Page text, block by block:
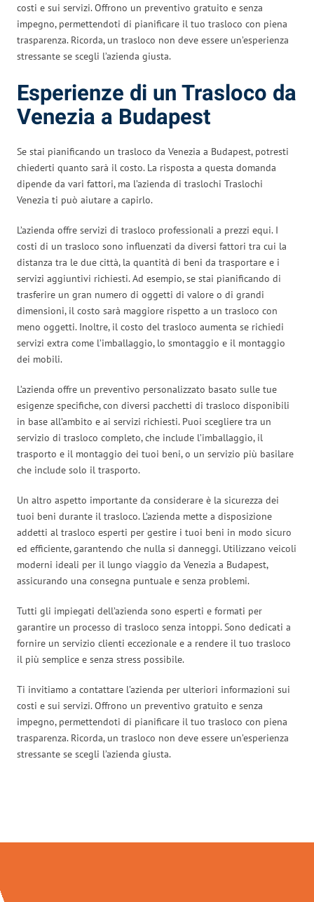
costi e sui servizi. Offrono un preventivo gratuito e senza
impegno, permettendoti di pianificare il tuo trasloco con piena
trasparenza. Ricorda, un trasloco non deve essere un’esperienza
stressante se scegli l’azienda giusta.
Esperienze di un Trasloco da
Venezia a Budapest
Se stai pianificando un trasloco da Venezia a Budapest, potresti
chiederti quanto sarà il costo. La risposta a questa domanda
dipende da vari fattori, ma l’azienda di traslochi Traslochi
Venezia ti può aiutare a capirlo.
L’azienda offre servizi di trasloco professionali a prezzi equi. I
costi di un trasloco sono influenzati da diversi fattori tra cui la
distanza tra le due città, la quantità di beni da trasportare e i
servizi aggiuntivi richiesti. Ad esempio, se stai pianificando di
trasferire un gran numero di oggetti di valore o di grandi
dimensioni, il costo sarà maggiore rispetto a un trasloco con
meno oggetti. Inoltre, il costo del trasloco aumenta se richiedi
servizi extra come l’imballaggio, lo smontaggio e il montaggio
dei mobili.
L’azienda offre un preventivo personalizzato basato sulle tue
esigenze specifiche, con diversi pacchetti di trasloco disponibili
in base all’ambito e ai servizi richiesti. Puoi scegliere tra un
servizio di trasloco completo, che include l’imballaggio, il
trasporto e il montaggio dei tuoi beni, o un servizio più basilare
che include solo il trasporto.
Un altro aspetto importante da considerare è la sicurezza dei
tuoi beni durante il trasloco. L’azienda mette a disposizione
addetti al trasloco esperti per gestire i tuoi beni in modo sicuro
ed efficiente, garantendo che nulla si danneggi. Utilizzano veicoli
moderni ideali per il lungo viaggio da Venezia a Budapest,
assicurando una consegna puntuale e senza problemi.
Tutti gli impiegati dell’azienda sono esperti e formati per
garantire un processo di trasloco senza intoppi. Sono dedicati a
fornire un servizio clienti eccezionale e a rendere il tuo trasloco
il più semplice e senza stress possibile.
Ti invitiamo a contattare l’azienda per ulteriori informazioni sui
costi e sui servizi. Offrono un preventivo gratuito e senza
impegno, permettendoti di pianificare il tuo trasloco con piena
trasparenza. Ricorda, un trasloco non deve essere un’esperienza
stressante se scegli l’azienda giusta.